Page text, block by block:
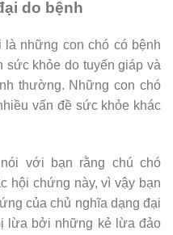
do bệnh
là những con chó có bệnh
sức khỏe do tuyến giáp và
thường. Những con chó
vấn đề sức khỏe khác
với bạn rằng chú chó
hội chứng này, vì vậy bạn
của chủ nghĩa dạng đại
lừa bởi những kẻ lừa đảo